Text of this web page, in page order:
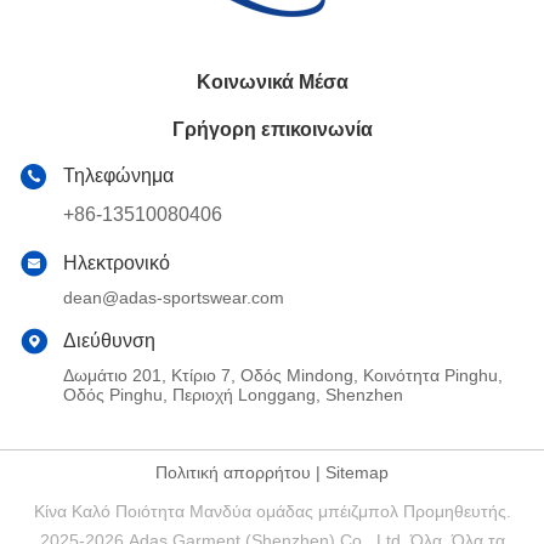
Κοινωνικά Μέσα
Γρήγορη επικοινωνία
Τηλεφώνημα
+86-13510080406
Ηλεκτρονικό
dean@adas-sportswear.com
Διεύθυνση
Δωμάτιο 201, Κτίριο 7, Οδός Mindong, Κοινότητα Pinghu,
Οδός Pinghu, Περιοχή Longgang, Shenzhen
Πολιτική απορρήτου | Sitemap
Κίνα Καλό Ποιότητα Μανδύα ομάδας μπέιζμπολ Προμηθευτής.